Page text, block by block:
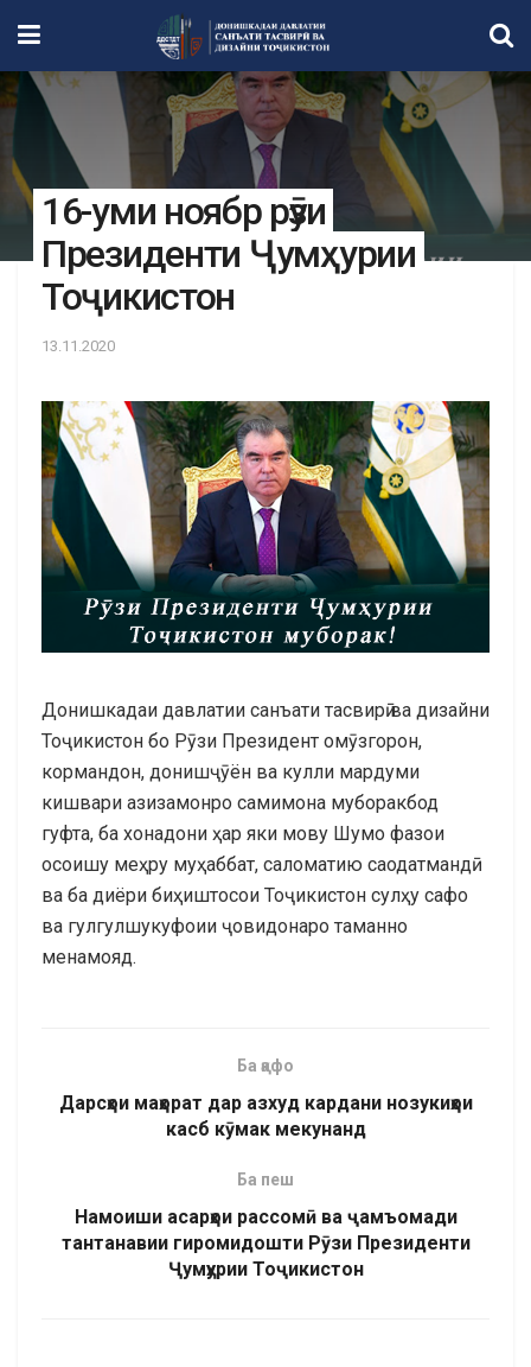
16-уми ноябр рӯзи
Президенти Ҷумҳурии
Тоҷикистон
13.11.2020
Донишкадаи давлатии санъати тасвирӣ ва дизайни
Тоҷикистон бо Рӯзи Президент омӯзгорон,
кормандон, донишҷӯён ва кулли мардуми
кишвари азизамонро самимона муборакбод
гуфта, ба хонадони ҳар яки мову Шумо фазои
осоишу меҳру муҳаббат, саломатию саодатмандӣ
ва ба диёри биҳиштосои Тоҷикистон сулҳу сафо
ва гулгулшукуфоии ҷовидонаро таманно
менамояд.
Ба қафо
Дарсҳои маҳорат дар азхуд кардани нозукиҳои
касб кӯмак мекунанд
Ба пеш
Намоиши асарҳои рассомӣ ва ҷамъомади
тантанавии гиромидошти Рӯзи Президенти
Ҷумҳурии Тоҷикистон